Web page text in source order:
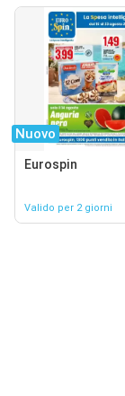
Nuovo
Eurospin
Valido per 2 giorni